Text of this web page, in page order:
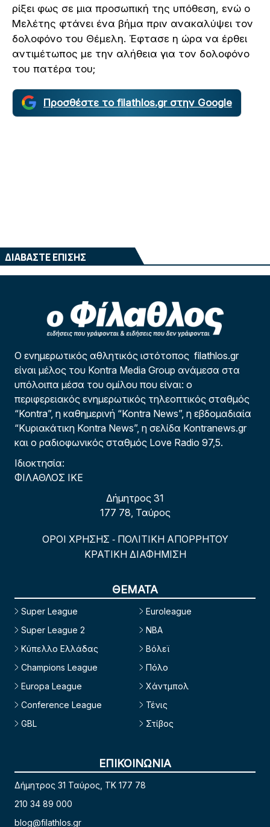
ρίξει φως σε μια προσωπική της υπόθεση, ενώ ο
Μελέτης φτάνει ένα βήμα πριν ανακαλύψει τον
δολοφόνο του Θέμελη. Έφτασε η ώρα να έρθει
αντιμέτωπος με την αλήθεια για τον δολοφόνο
του πατέρα του;
Προσθέστε το filathlos.gr στην Google
ΔΙΑΒΑΣΤΕ ΕΠΙΣΗΣ
Ο ενημερωτικός αθλητικός ιστότοπος filathlos.gr
είναι μέλος του Kontra Media Group ανάμεσα στα
υπόλοιπα μέσα του ομίλου που είναι: ο
περιφερειακός ενημερωτικός τηλεοπτικός σταθμός
“Kontra”, η καθημερινή “Kontra News”, η εβδομαδιαία
“Κυριακάτικη Kontra News”, η σελίδα Kontranews.gr
και ο ραδιοφωνικός σταθμός Love Radio 97,5.
Ιδιοκτησία:
ΦΙΛΑΘΛΟΣ ΙΚΕ
Δήμητρος 31
177 78, Ταύρος
ΟΡΟΙ ΧΡΗΣΗΣ - ΠΟΛΙΤΙΚΗ ΑΠΟΡΡΗΤΟΥ
ΚΡΑΤΙΚΗ ΔΙΑΦΗΜΙΣΗ
ΘΕΜΑΤΑ
Super League
Super League 2
Κύπελλο Ελλάδας
Champions League
Europa League
Conference League
GBL
Euroleague
NBA
Βόλεϊ
Πόλο
Χάντμπολ
Τένις
Στίβος
ΕΠΙΚΟΙΝΩΝΙΑ
Δήμητρος 31 Ταύρος, TK 177 78
210 34 89 000
blog@filathlos.gr